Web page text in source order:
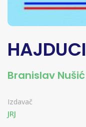
HAJDUCI
Branislav Nušić
Izdavač
JRJ